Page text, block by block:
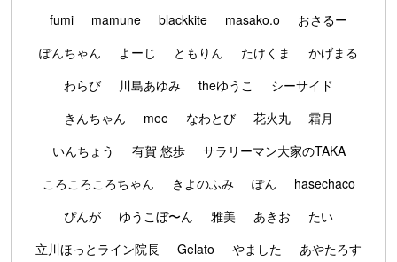
fumi
mamune blackkite masako.o
おさるー
ぽんちゃん
よーじ ともりん たけくま
かげまる
わらび
川島あゆみ theゆうこ
シーサイド
きんちゃん
mee なわとび 花火丸
霜月
いんちょう
有賀 悠歩
サラリーマン大家のTAKA
ころころころちゃん
きよのふみ ぽん
hasechaco
ぴんが
ゆうこぼ〜ん 雅美 あきお
たい
立川ほっとライン院長
Gelato やました
あやたろす